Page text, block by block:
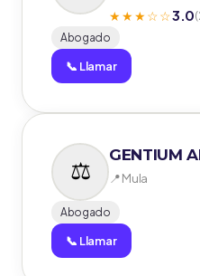
★★★☆☆3.0
Abogado
📞 Llamar
GENTIUM
📍 Mula
Abogado
📞 Llamar